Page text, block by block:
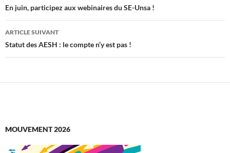
des
articles
En juin, participez aux webinaires du SE-Unsa !
ARTICLE SUIVANT
Statut des AESH : le compte n’y est pas !
MOUVEMENT 2026